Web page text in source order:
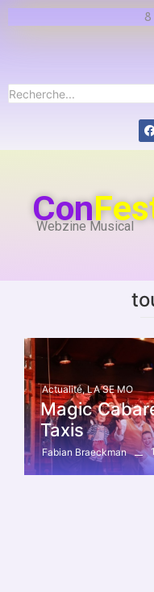
Con
Webzine Musical
Actualité, LA SE MO
Magic
Taxis
Fabian Braeckman